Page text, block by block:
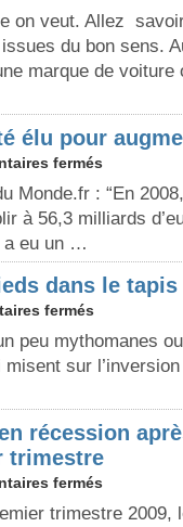
on veut. Allez
du bon sens.
marque de voiture
élu pour
fermés
Monde.fr : “En
à 56,3 milliards
a eu un …
dans le tapis
fermés
peu mythomanes
sur
récession
trimestre
fermés
trimestre 2009,